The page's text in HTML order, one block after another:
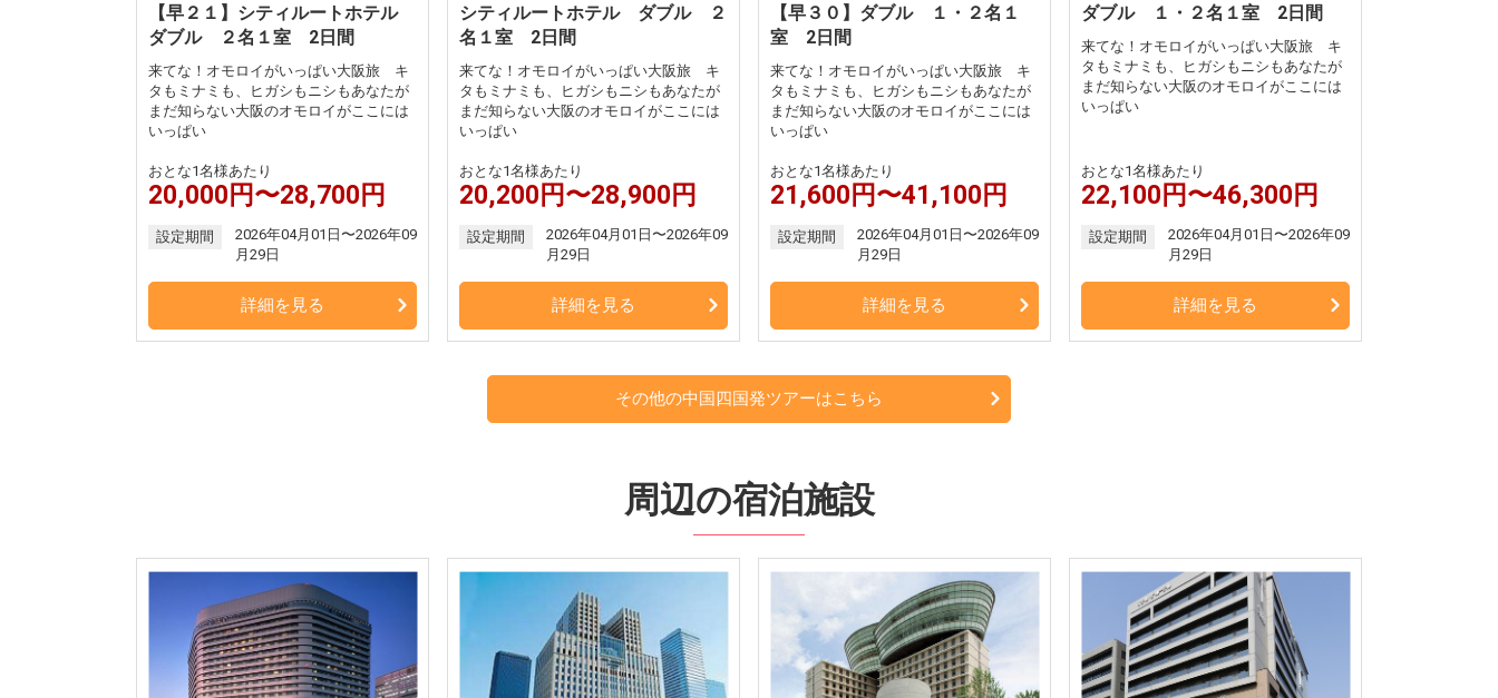
【早２１】シティルートホテル
ダブル ２名１室 2日間
来てな！オモロイがいっぱい大阪旅 キ
タもミナミも、ヒガシもニシもあなたが
まだ知らない大阪のオモロイがここには
いっぱい
おとな1名様あたり
20,000円〜28,700円
設定期間
2026年04月01日〜2026年09
月29日
詳細を見る
シティルートホテル ダブル ２
名１室 2日間
来てな！オモロイがいっぱい大阪旅 キ
タもミナミも、ヒガシもニシもあなたが
まだ知らない大阪のオモロイがここには
いっぱい
おとな1名様あたり
20,200円〜28,900円
設定期間
2026年04月01日〜2026年09
月29日
詳細を見る
【早３０】ダブル １・２名１
室 2日間
来てな！オモロイがいっぱい大阪旅 キ
タもミナミも、ヒガシもニシもあなたが
まだ知らない大阪のオモロイがここには
いっぱい
おとな1名様あたり
21,600円〜41,100円
設定期間
2026年04月01日〜2026年09
月29日
詳細を見る
ダブル １・２名１室 2日間
来てな！オモロイがいっぱい大阪旅 キ
タもミナミも、ヒガシもニシもあなたが
まだ知らない大阪のオモロイがここには
いっぱい
おとな1名様あたり
22,100円〜46,300円
設定期間
2026年04月01日〜2026年09
月29日
詳細を見る
その他の中国四国発ツアーはこちら
周辺の宿泊施設